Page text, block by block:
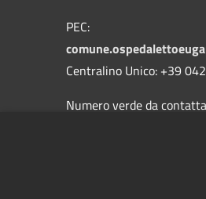
PEC:
Centralino Unico: +39
Numero verde da